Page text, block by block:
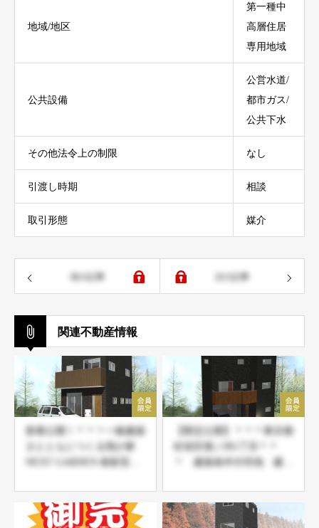
地域/地区
第一種中
高層住居
専用地域
公共設備
公営水道/
都市ガス/
公共下水
その他法令上の制限 なし
引渡し時期 相談
取引形態 媒介
前の記事 次の記事
関連不動産情報
新着公開！＊＊＊一級建築
士とともにつくる我が家
NEXT GARDEN 南荻窪Ⅳ
【限定公開】＊＊＊東京都
杉並区堀ノ内1丁目＊＊
＊ 建築条件付売地 建物